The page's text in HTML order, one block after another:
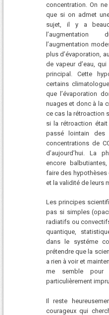
concentration. On
que si on admet
sujet, il y a
l’augmentation
plus d’évaporation,
de vapeur d’eau,
principal. Cette
certains
que l’évaporation
nuages et donc à la
ce cas la rétroaction
si la rétroaction
passé lointain des
concentrations de
d’aujourd’hui. La
encore
faire des
et la validité de leurs
Les principes
pas si simples
radiatifs ou
quantique,
dans le systéme
prétendre que la
a rien à voir et
me semble pour
particulièrement
Il reste
courageux qui